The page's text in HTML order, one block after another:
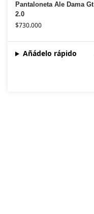
Pantaloneta Ale Dama Gt
2.0
$730.000
Añádelo rápido